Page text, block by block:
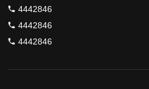
4442846
4442846
4442846